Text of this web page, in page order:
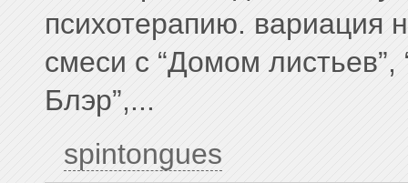
психотерапию. вариация
смеси с “Домом листьев”,
Блэр”,...
spintongues